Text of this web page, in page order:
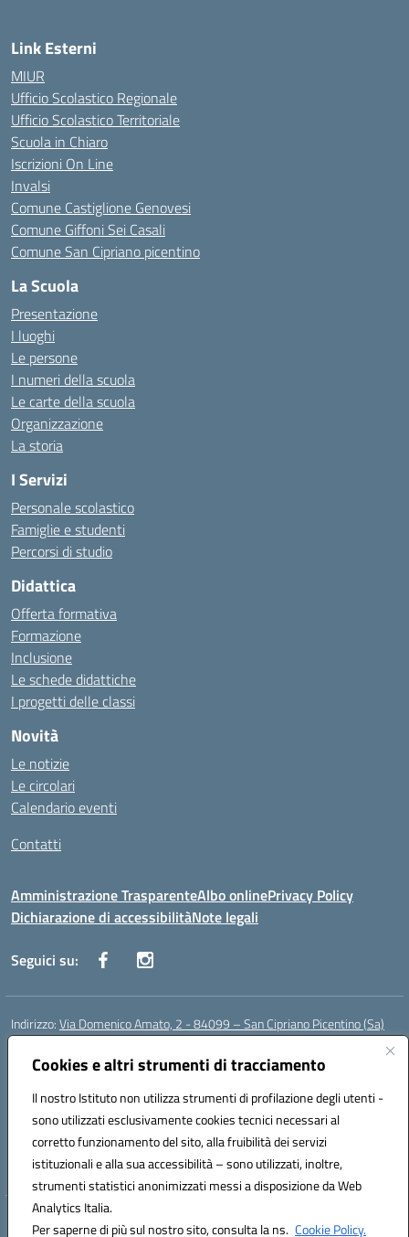
Cookies e altri strumenti di tracciamento
Il nostro Istituto non utilizza strumenti di profilazione degli utenti -
sono utilizzati esclusivamente cookies tecnici necessari al
corretto funzionamento del sito, alla fruibilità dei servizi
istituzionali e alla sua accessibilità – sono utilizzati, inoltre,
strumenti statistici anonimizzati messi a disposizione da Web
Analytics Italia.
Per saperne di più sul nostro sito, consulta la ns. Cookie Policy.
Link Esterni
MIUR
Ufficio Scolastico Regionale
Ufficio Scolastico Territoriale
Scuola in Chiaro
Iscrizioni On Line
Invalsi
Comune Castiglione Genovesi
Comune Giffoni Sei Casali
Comune San Cipriano picentino
La Scuola
Presentazione
I luoghi
Le persone
I numeri della scuola
Le carte della scuola
Organizzazione
La storia
I Servizi
Personale scolastico
Famiglie e studenti
Percorsi di studio
Didattica
Offerta formativa
Formazione
Inclusione
Le schede didattiche
I progetti delle classi
Novità
Le notizie
Le circolari
Calendario eventi
Contatti
Amministrazione TrasparenteAlbo onlinePrivacy Policy
Dichiarazione di accessibilitàNote legali
Seguici su:
Indirizzo:Via Domenico Amato, 2 - 84099 – San Cipriano Picentino (Sa)
Centralino:
Posta elettronica certificata (PEC):saic87700c@pec.istruzione.it
Codice fiscale: 95075020651
Codice meccanografico:SAIC87700C
Codice Indice delle Pubbliche Amministrazioni (IPA): istsc_saic87700c
Codice unico di fatturazione (CUF): UFBWH2
Hosting & Powered by 3D Solution S.r.l.